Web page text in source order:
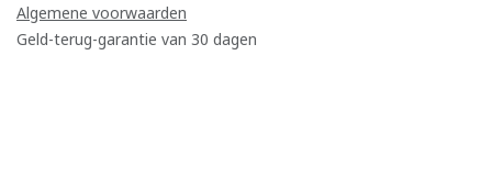
Algemene voorwaarden
Geld-terug-garantie van 30 dagen